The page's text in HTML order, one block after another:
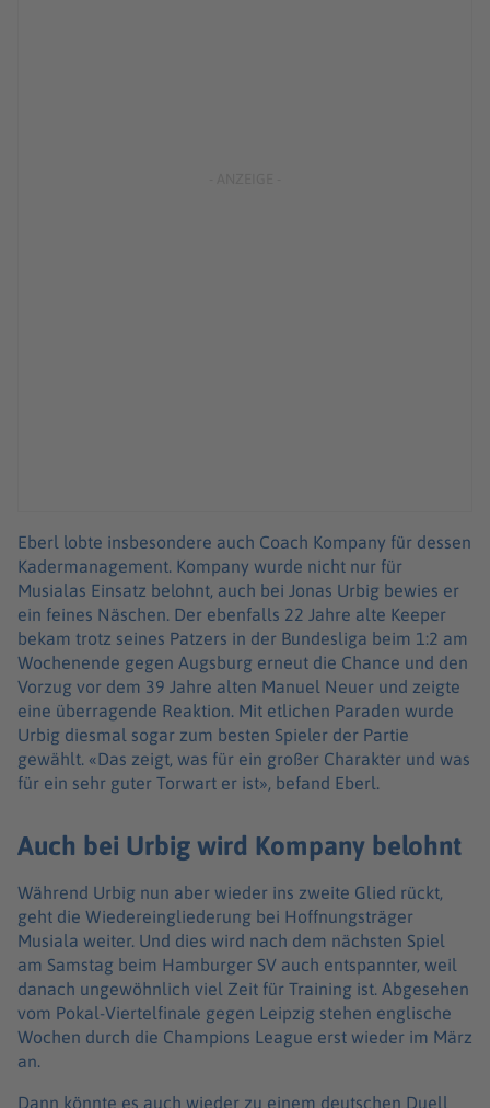
Eberl lobte insbesondere auch Coach Kompany für dessen
Kadermanagement. Kompany wurde nicht nur für
Musialas Einsatz belohnt, auch bei Jonas Urbig bewies er
ein feines Näschen. Der ebenfalls 22 Jahre alte Keeper
bekam trotz seines Patzers in der Bundesliga beim 1:2 am
Wochenende gegen Augsburg erneut die Chance und den
Vorzug vor dem 39 Jahre alten Manuel Neuer und zeigte
eine überragende Reaktion. Mit etlichen Paraden wurde
Urbig diesmal sogar zum besten Spieler der Partie
gewählt. «Das zeigt, was für ein großer Charakter und was
für ein sehr guter Torwart er ist», befand Eberl.
Auch bei Urbig wird Kompany belohnt
Während Urbig nun aber wieder ins zweite Glied rückt,
geht die Wiedereingliederung bei Hoffnungsträger
Musiala weiter. Und dies wird nach dem nächsten Spiel
am Samstag beim Hamburger SV auch entspannter, weil
danach ungewöhnlich viel Zeit für Training ist. Abgesehen
vom Pokal-Viertelfinale gegen Leipzig stehen englische
Wochen durch die Champions League erst wieder im März
an.
Dann könnte es auch wieder zu einem deutschen Duell